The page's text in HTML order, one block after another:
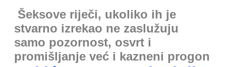
Šeksove riječi, ukoliko ih je
stvarno izrekao ne zaslužuju
samo pozornost, osvrt i
promišljanje već i kazneni progon